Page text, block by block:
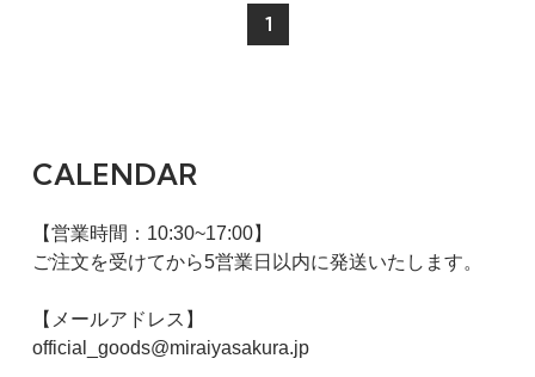
1
CALENDAR
【営業時間：10:30~17:00】
ご注文を受けてから5営業日以内に発送いたします。
【メールアドレス】
official_goods@miraiyasakura.jp